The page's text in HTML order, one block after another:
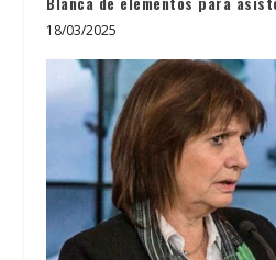
18/03/2025